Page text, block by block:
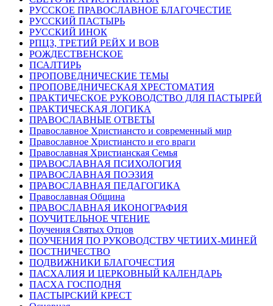
РУССКОЕ ПРАВОСЛАВНОЕ БЛАГОЧЕСТИЕ
РУССКИЙ ПАСТЫРЬ
РУССКИЙ ИНОК
РПЦЗ, ТРЕТИЙ РЕЙХ И ВОВ
РОЖДЕСТВЕНСКОЕ
ПСАЛТИРЬ
ПРОПОВЕДНИЧЕСКИЕ ТЕМЫ
ПРОПОВЕДНИЧЕСКАЯ ХРЕСТОМАТИЯ
ПРАКТИЧЕСКОЕ РУКОВОДСТВО ДЛЯ ПАСТЫРЕЙ
ПРАКТИЧЕСКАЯ ЛОГИКА
ПРАВОСЛАВНЫЕ ОТВЕТЫ
Православное Христиансто и современный мир
Православное Христиансто и его враги
Православная Христианская Семья
ПРАВОСЛАВНАЯ ПСИХОЛОГИЯ
ПРАВОСЛАВНАЯ ПОЭЗИЯ
ПРАВОСЛАВНАЯ ПЕДАГОГИКА
Православная Община
ПРАВОСЛАВНАЯ ИКОНОГРАФИЯ
ПОУЧИТЕЛЬНОЕ ЧТЕНИЕ
Поучения Святых Отцов
ПОУЧЕНИЯ ПО РУКОВОДСТВУ ЧЕТИИХ-МИНЕЙ
ПОСТНИЧЕСТВО
ПОДВИЖНИКИ БЛАГОЧЕСТИЯ
ПАСХАЛИЯ И ЦЕРКОВНЫЙ КАЛЕНДАРЬ
ПАСХА ГОСПОДНЯ
ПАСТЫРСКИЙ КРЕСТ